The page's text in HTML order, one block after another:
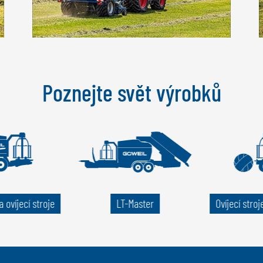
Poznejte svět výrobků
ovíjecí stroje LT-Master Ovíjecí